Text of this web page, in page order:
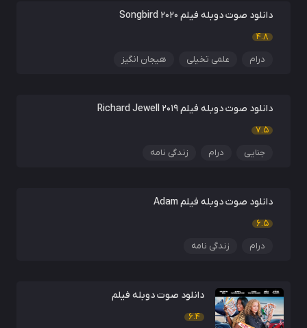
دانلود صوت دوبله فیلم Songbird 2020
4.8
درام
علمی تخیلی هیجان انگیز
دانلود صوت دوبله فیلم Richard Jewell 2019
7.5
جنایی
درام زندگی نامه
دانلود صوت دوبله فیلم Adam
6.5
درام
زندگی نامه
دانلود صوت دوبله فیلم
6.4